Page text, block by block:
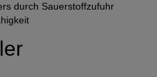
durch Sauerstoffzufuhr